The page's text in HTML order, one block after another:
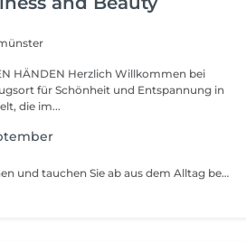
Willkommen bei
die im...
Lassen Sie sich verwöhnen und tauchen Sie ab aus dem Alltag bei einem Empfangssekt. Entspannen Sie bei einer Pediküre mit Fußmassage, Kosmetik mit Gesichtsmassage und einer entspannten Massage mit Rückenpeeling.